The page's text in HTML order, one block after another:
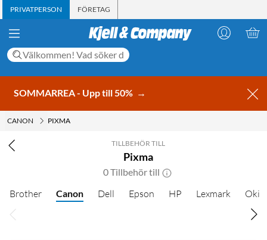
PRIVATPERSON FÖRETAG
SOMMARREA - Upp till 50% →
CANON PIXMA
TILLBEHÖR TILL
Pixma
0 Tillbehör till
Brother Canon Dell Epson HP Lexmark Oki